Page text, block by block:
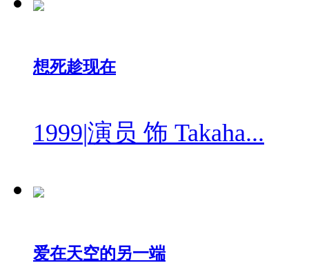
想死趁现在
1999|演员 饰 Takaha...
爱在天空的另一端